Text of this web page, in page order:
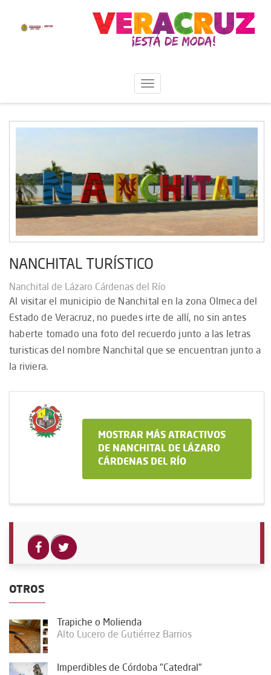
NANCHITAL TURÍSTICO
Nanchital de Lázaro Cárdenas del Río
Al visitar el municipio de Nanchital en la zona Olmeca del
Estado de Veracruz, no puedes irte de allí, no sin antes
haberte tomado una foto del recuerdo junto a las letras
turisticas del nombre Nanchital que se encuentran junto a
la riviera.
MOSTRAR MÁS ATRACTIVOS
DE NANCHITAL DE LÁZARO
CÁRDENAS DEL RÍO
OTROS
Trapiche o Molienda
Alto Lucero de Gutiérrez Barrios
Imperdibles de Córdoba "Catedral"